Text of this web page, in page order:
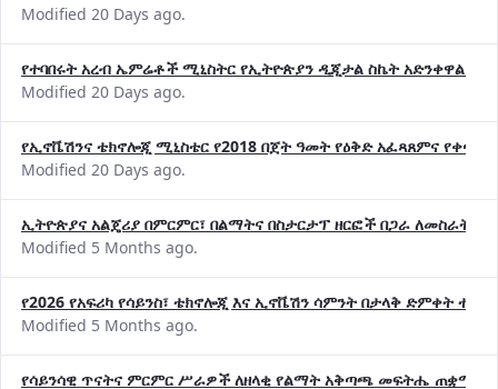
የተባበሩት አረብ ኤምሬቶች ሚኒስትር የኢትዮጵያን ዲጂታል ስኬት አድንቀዋል
Modified 20 Days ago.
የኢኖቬሽንና ቴክኖሎጂ ሚኒስቴር የ2018 በጀት ዓመት የዕቅድ አፈጻጸምና
Modified 20 Days ago.
ኢትዮጵያና አልጄሪያ በምርምር፣ በልማትና በስታርታፕ ዘርፎች በጋራ ለመስራት
Modified 5 Months ago.
የ2026 የአፍሪካ የሳይንስ፣ ቴክኖሎጂ እና ኢኖቬሽን ሳምንት በታላቅ ድምቀት
Modified 5 Months ago.
የሳይንሳዊ ጥናትና ምርምር ሥራዎች ለዘላቂ የልማት አቅጣጫ መፍትሔ ጠቋሚ
Modified 5 Months ago.